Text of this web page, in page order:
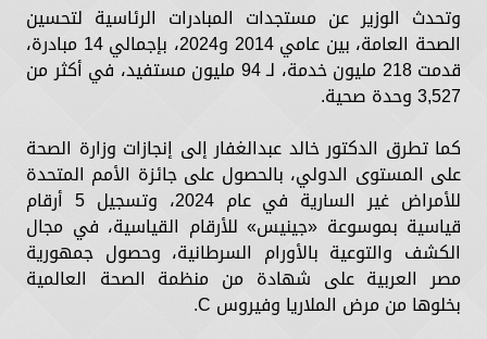
وتحدث الوزير عن مستجدات المبادرات الرئاسية لتحسين
الصحة العامة، بين عامي 2014 و2024، بإجمالي 14 مبادرة،
قدمت 218 مليون خدمة، لـ 94 مليون مستفيد، في أكثر من
3,527 وحدة صحية.
كما تطرق الدكتور خالد عبدالغفار إلى إنجازات وزارة الصحة
على المستوى الدولي، بالحصول على جائزة الأمم المتحدة
للأمراض غير السارية في عام 2024، وتسجيل 5 أرقام
قياسية بموسوعة «جينيس» للأرقام القياسية، في مجال
الكشف والتوعية بالأورام السرطانية، وحصول جمهورية
مصر العربية على شهادة من منظمة الصحة العالمية
بخلوها من مرض الملاريا وفيروس C.